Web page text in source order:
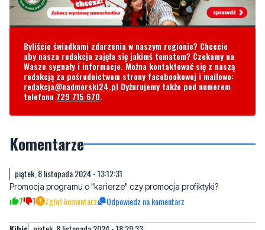
Byliście świadkami zdarzenia w naszym regionie? Chcecie
aby nasza redakcja zajęła się jakimś tematem? Czekamy na
Wasze sygnały i informacje. Można kontaktować się z naszą
redakcją za pośrednictwem strony facebookowej i mailowo:
redakcja@nadmorski24.pl Dyżurujemy także pod numerem
telefonu 729 715 670.
Komentarze
piątek, 8 listopada 2024 - 13:12:31
Promocja programu o "karierze" czy promocja profiktyki?
7 1 Zgłoś komentarz Odpowiedz na komentarz